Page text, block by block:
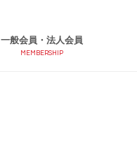
一般会員・法人会員
MEMBERSHIP